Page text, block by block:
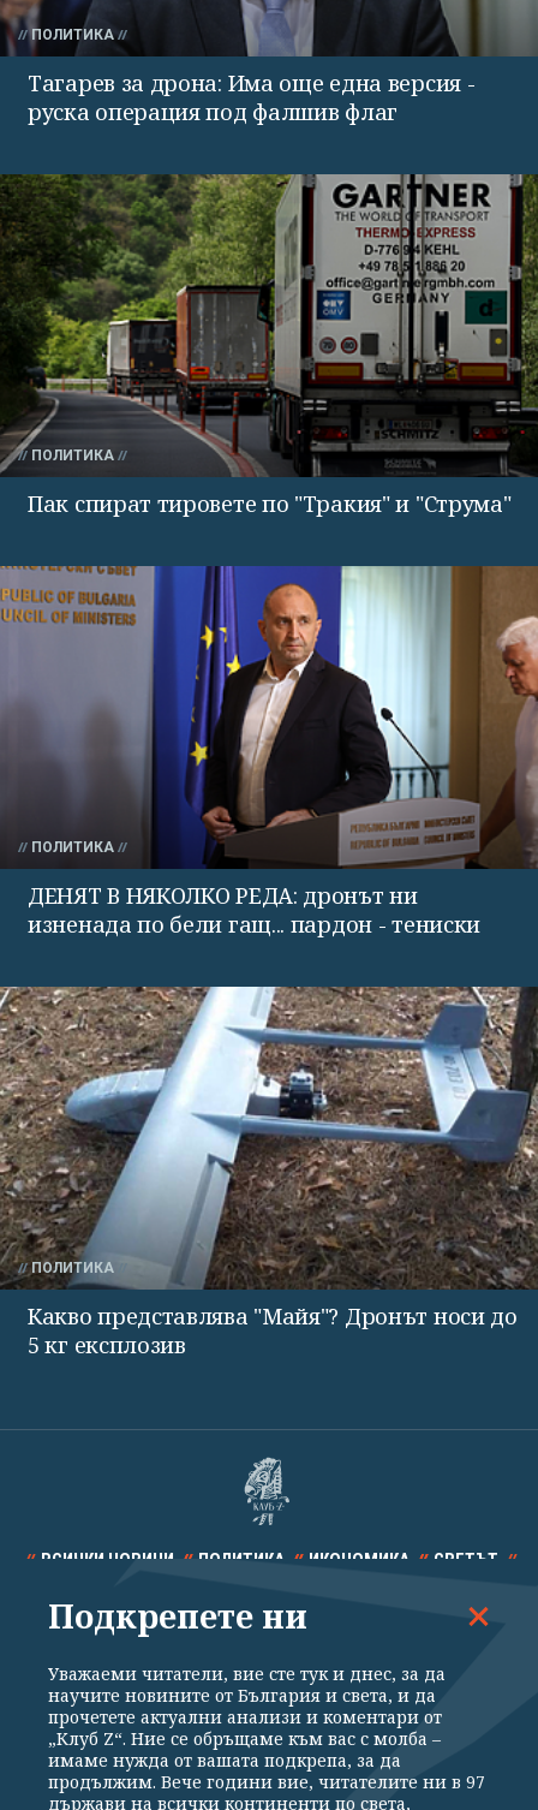
ПОЛИТИКА
Тагарев за дрона: Има още една версия -
руска операция под фалшив флаг
ПОЛИТИКА
Пак спират тировете по "Тракия" и "Струма"
ПОЛИТИКА
ДЕНЯТ В НЯКОЛКО РЕДА: дронът ни
изненада по бели гащ... пардон - тениски
ПОЛИТИКА
Какво представлява "Майя"? Дронът носи до
5 кг експлозив
ВСИЧКИ НОВИНИ ПОЛИТИКА ИКОНОМИКА СВЕТЪТ
СПОРТ КУЛТУРА ТЕХНОЛОГИИ КАЛЕЙДОСКОП
Общи условия Политика за поверителност
Подкрепете ни
Уважаеми читатели, вие сте тук и днес, за да
научите новините от България и света, и да
прочетете актуални анализи и коментари от
„Клуб Z“. Ние се обръщаме към вас с молба –
имаме нужда от вашата подкрепа, за да
продължим. Вече години вие, читателите ни в 97
държави на всички континенти по света,